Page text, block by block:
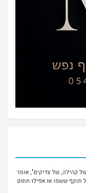
קהילה, של צדיקים", אומר
תוקף ששמו או אפילו תחום